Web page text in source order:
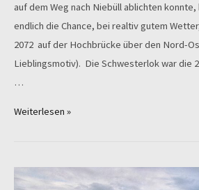
auf dem Weg nach Niebüll ablichten konnte,
endlich die Chance, bei realtiv gutem
2072 auf der Hochbrücke über den Nord-
Lieblingsmotiv). Die Schwesterlok war die
…
Foto
Weiterlesen »